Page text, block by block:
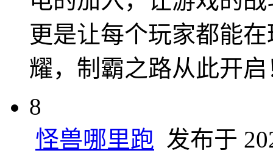
更是让每个玩家都能
耀，制霸之路从此开启
8
怪兽哪里跑 发布于